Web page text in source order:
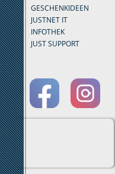
GESCHENKIDEEN
JUSTNET IT
INFOTHEK
JUST SUPPORT